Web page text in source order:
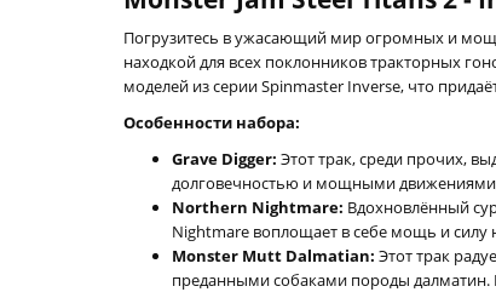
Погрузитесь в ужасающий мир огромных и
находкой для всех поклонников тракторных
моделей из серии Spinmaster Inverse, что
Особенности набора:
Grave Digger: Этот трак, среди прочих,
долговечностью и мощными движениями,
Northern Nightmare: Вдохновлённый
Nightmare воплощает в себе мощь и силу
Monster Mutt Dalmatian: Этот трак
преданными собаками породы